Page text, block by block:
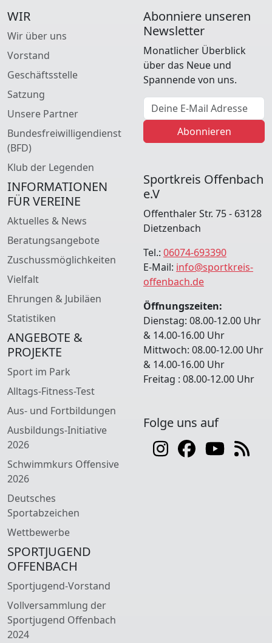
WIR
Wir über uns
Vorstand
Geschäftsstelle
Satzung
Unsere Partner
Bundesfreiwilligendienst
(BFD)
Klub der Legenden
INFORMATIONEN
FÜR VEREINE
Aktuelles & News
Beratungsangebote
Zuschussmöglichkeiten
Vielfalt
Ehrungen & Jubiläen
Statistiken
ANGEBOTE &
PROJEKTE
Sport im Park
Alltags-Fitness-Test
Aus- und Fortbildungen
Ausbildungs-Initiative
2026
Schwimmkurs Offensive
2026
Deutsches
Sportabzeichen
Wettbewerbe
SPORTJUGEND
OFFENBACH
Sportjugend-Vorstand
Vollversammlung der
Sportjugend Offenbach
2024
Abonniere unseren
Newsletter
Monatlicher Überblick
über das Neue und
Spannende von uns.
E-Mail Adresse
Abonnieren
Sportkreis Offenbach
e.V
Offenthaler Str. 75 - 63128
Dietzenbach
Tel.: 06074-693390
E-Mail: info@sportkreis-
offenbach.de
Öffnungszeiten:
Dienstag: 08.00-12.00 Uhr
& 14.00-16.00 Uhr
Mittwoch: 08.00-12.00 Uhr
& 14.00-16.00 Uhr
Freitag : 08.00-12.00 Uhr
Folge uns auf